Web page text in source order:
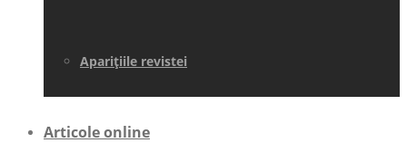
Aparițiile revistei
Articole online